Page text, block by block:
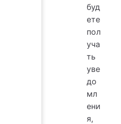
буд
ете
пол
уча
ть
уве
до
мл
ени
я,